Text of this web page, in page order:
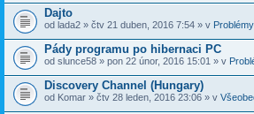
Dajto
od lada2 » čtv 21 duben, 2016 7:54 » v
Pády programu po hibernaci PC
od slunce58 » pon 22 únor, 2016 15:01 » v
Discovery Channel (Hungary)
od Komar » čtv 28 leden, 2016 23:06 » v